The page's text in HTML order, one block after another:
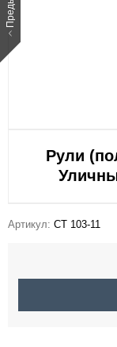
Рули
Артикул: СТ 103-11